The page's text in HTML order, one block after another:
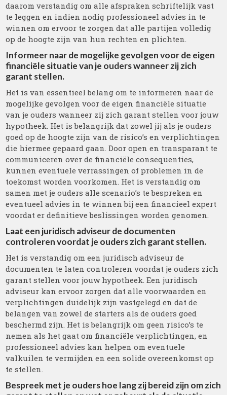
daarom verstandig om alle afspraken schriftelijk vast
te leggen en indien nodig professioneel advies in te
winnen om ervoor te zorgen dat alle partijen volledig
op de hoogte zijn van hun rechten en plichten.
Informeer naar de mogelijke gevolgen voor de eigen
financiële situatie van je ouders wanneer zij zich
garant stellen.
Het is van essentieel belang om te informeren naar de
mogelijke gevolgen voor de eigen financiële situatie
van je ouders wanneer zij zich garant stellen voor jouw
hypotheek. Het is belangrijk dat zowel jij als je ouders
goed op de hoogte zijn van de risico’s en verplichtingen
die hiermee gepaard gaan. Door open en transparant te
communiceren over de financiële consequenties,
kunnen eventuele verrassingen of problemen in de
toekomst worden voorkomen. Het is verstandig om
samen met je ouders alle scenario’s te bespreken en
eventueel advies in te winnen bij een financieel expert
voordat er definitieve beslissingen worden genomen.
Laat een juridisch adviseur de documenten
controleren voordat je ouders zich garant stellen.
Het is verstandig om een juridisch adviseur de
documenten te laten controleren voordat je ouders zich
garant stellen voor jouw hypotheek. Een juridisch
adviseur kan ervoor zorgen dat alle voorwaarden en
verplichtingen duidelijk zijn vastgelegd en dat de
belangen van zowel de starters als de ouders goed
beschermd zijn. Het is belangrijk om geen risico’s te
nemen als het gaat om financiële verplichtingen, en
professioneel advies kan helpen om eventuele
valkuilen te vermijden en een solide overeenkomst op
te stellen.
Bespreek met je ouders hoe lang zij bereid zijn om zich